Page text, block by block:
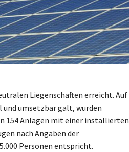
Liegenschaften erreicht. Auf
und umsetzbar galt, wurden
154 Anlagen mit einer installierten
nach Angaben der
Personen entspricht.